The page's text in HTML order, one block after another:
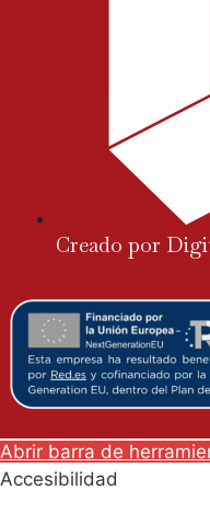
Creado por
Abrir barra de
Accesibilidad